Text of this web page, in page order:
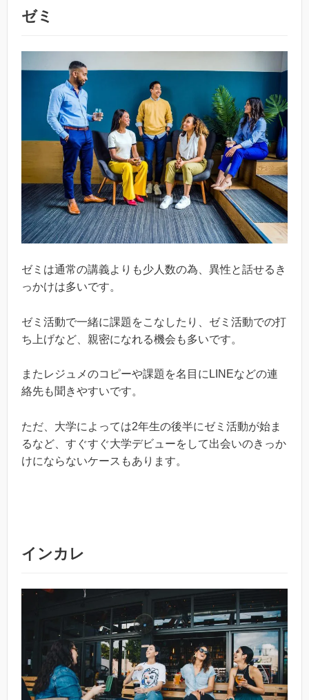
ゼミ
ゼミは通常の講義よりも少人数の為、異性と話せるき
っかけは多いです。
ゼミ活動で一緒に課題をこなしたり、ゼミ活動での打
ち上げなど、親密になれる機会も多いです。
またレジュメのコピーや課題を名目にLINEなどの連
絡先も聞きやすいです。
ただ、大学によっては2年生の後半にゼミ活動が始ま
るなど、すぐすぐ大学デビューをして出会いのきっか
けにならないケースもあります。
インカレ